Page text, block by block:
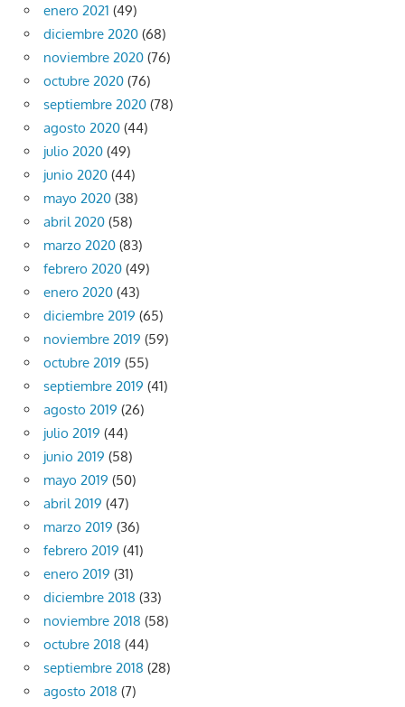
enero 2021 (49)
diciembre 2020 (68)
noviembre 2020 (76)
octubre 2020 (76)
septiembre 2020 (78)
agosto 2020 (44)
julio 2020 (49)
junio 2020 (44)
mayo 2020 (38)
abril 2020 (58)
marzo 2020 (83)
febrero 2020 (49)
enero 2020 (43)
diciembre 2019 (65)
noviembre 2019 (59)
octubre 2019 (55)
septiembre 2019 (41)
agosto 2019 (26)
julio 2019 (44)
junio 2019 (58)
mayo 2019 (50)
abril 2019 (47)
marzo 2019 (36)
febrero 2019 (41)
enero 2019 (31)
diciembre 2018 (33)
noviembre 2018 (58)
octubre 2018 (44)
septiembre 2018 (28)
agosto 2018 (7)